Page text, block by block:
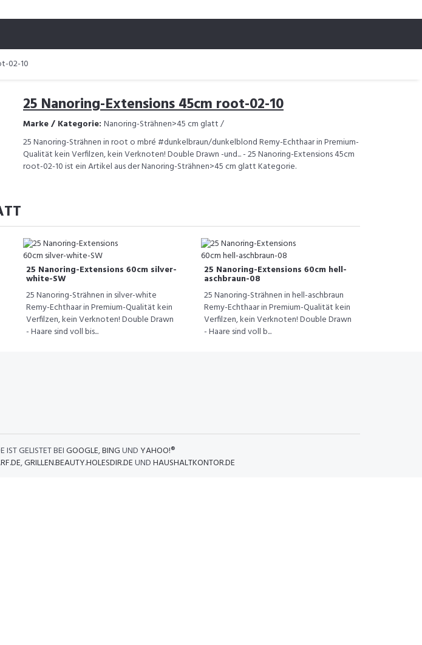
02-10
25 Nanoring-Extensions 45cm root-02-10
Marke / Kategorie: Nanoring-Strähnen>45 cm glatt /
25 Nanoring-Strähnen in root o mbré #dunkelbraun/dunkelblond Remy-Echthaar in Premium-
Qualität kein Verfilzen, kein Verknoten! Double Drawn -und... - 25 Nanoring-Extensions 45cm
root-02-10 ist ein Artikel aus der Nanoring-Strähnen>45 cm glatt Kategorie.
25 Nanoring-Extensions 60cm silver-
white-SW
25 Nanoring-Strähnen in silver-white
Remy-Echthaar in Premium-Qualität kein
Verfilzen, kein Verknoten! Double Drawn
- Haare sind voll bis...
25 Nanoring-Extensions 60cm hell-
aschbraun-08
25 Nanoring-Strähnen in hell-aschbraun
Remy-Echthaar in Premium-Qualität kein
Verfilzen, kein Verknoten! Double Drawn
- Haare sind voll b...
IST GELISTET BEIGOOGLE,BINGUND YAHOO!®
,GRILLEN.BEAUTY.HOLESDIR.DEUNDHAUSHALTKONTOR.DE